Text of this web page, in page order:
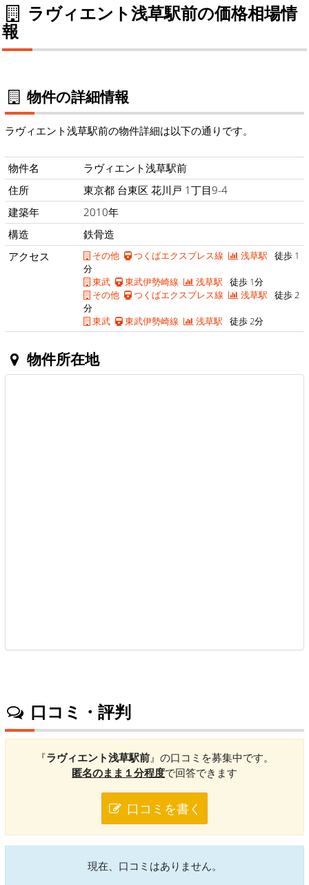
ラヴィエント浅草駅前の価格相場情
報
物件の詳細情報
ラヴィエント浅草駅前の物件詳細は以下の通りです。
物件名
ラヴィエント浅草駅前
住所
東京都 台東区 花川戸 1丁目9-4
建築年
2010年
構造
鉄骨造
アクセス
その他 つくばエクスプレス線 浅草駅 徒歩 1
分
東武
東武伊勢崎線 浅草駅 徒歩 1分
その他
つくばエクスプレス線 浅草駅 徒歩 2
分
東武
東武伊勢崎線 浅草駅 徒歩 2分
物件所在地
口コミ・評判
『ラヴィエント浅草駅前』の口コミを募集中です。
匿名のまま１分程度で回答できます
口コミを書く
現在、口コミはありません。